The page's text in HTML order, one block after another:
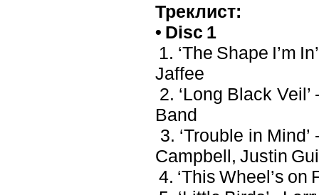
Треклист:
• Disc 1
1. ‘The Shape I’m
Jaffee
2. ‘Long Black
Band
3. ‘Trouble in
Campbell, Justin
4. ‘This Wheel’s